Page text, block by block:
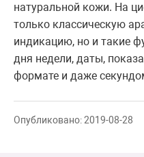
натуральной кожи. На
только классическую
индикацию, но и такие
дня недели, даты,
формате и даже
Опубликовано: 2019-08-28